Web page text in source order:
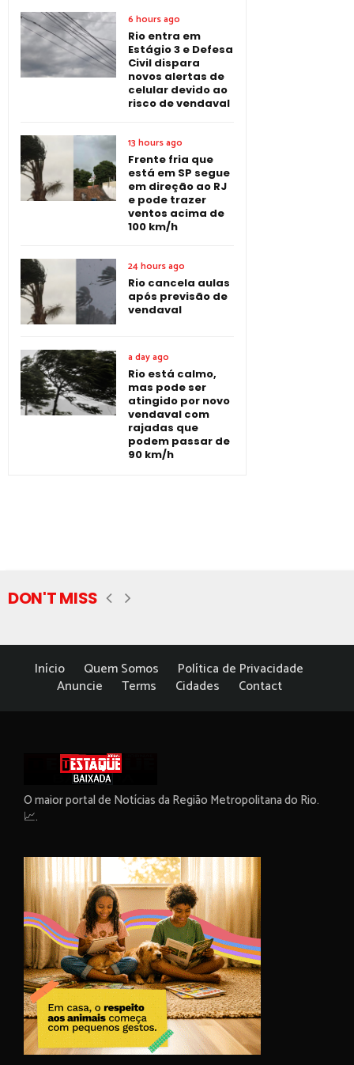
6 hours ago
Rio entra em
Estágio 3 e Defesa
Civil dispara
novos alertas de
celular devido ao
risco de vendaval
13 hours ago
Frente fria que
está em SP segue
em direção ao RJ
e pode trazer
ventos acima de
100 km/h
24 hours ago
Rio cancela aulas
após previsão de
vendaval
a day ago
Rio está calmo,
mas pode ser
atingido por novo
vendaval com
rajadas que
podem passar de
90 km/h
DON'T MISS
Início Quem Somos
Política de Privacidade
Anuncie
Terms Cidades Contact
O maior portal de Notícias da Região Metropolitana do Rio.
📈.